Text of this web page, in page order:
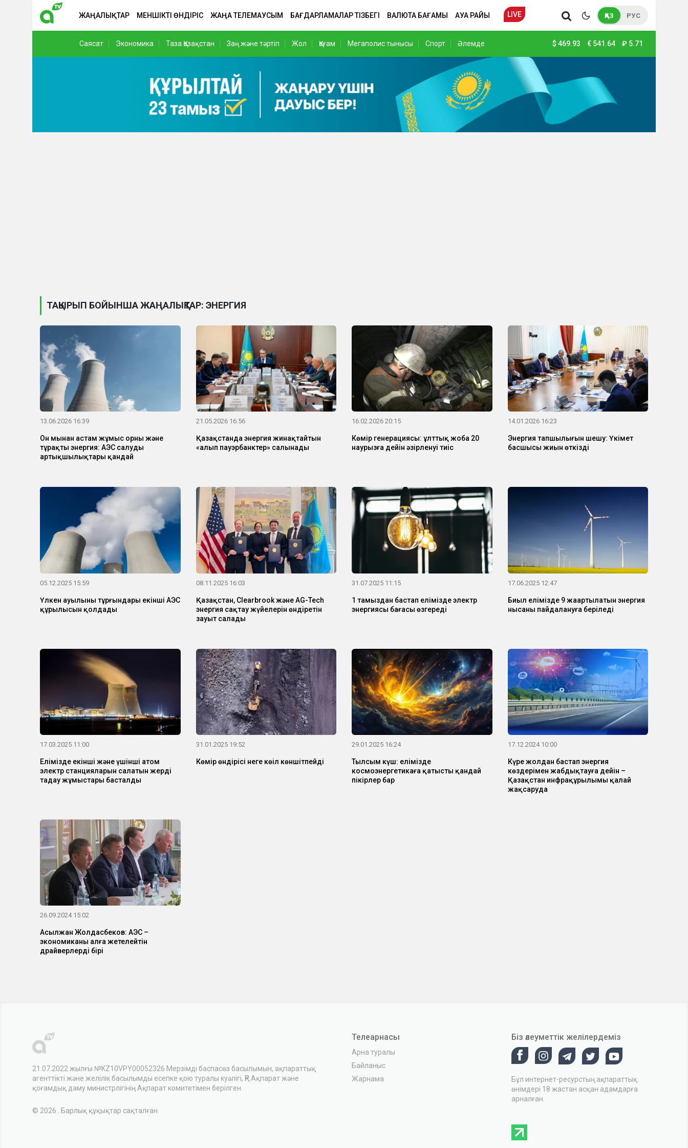
ЖАҢАЛЫҚТАР МЕНШІКТІ ӨНДІРІС ЖАҢА ТЕЛЕМАУСЫМ БАҒДАРЛАМАЛАР ТІЗБЕГІ ВАЛЮТА БАҒАМЫ АУА РАЙЫ LIVE ҚАЗ РУС
Саясат Экономика Таза Қазақстан Заң және тәртіп Жол Қоғам Мегаполис тынысы Спорт Әлемде $ 469.93 € 541.64 ₽ 5.71
ТАҚЫРЫП БОЙЫНША ЖАҢАЛЫҚТАР: ЭНЕРГИЯ
13.06.2026 16:39
Он мыңнан астам жұмыс орны және
тұрақты энергия: АЭС салудың
артықшылықтары қандай
21.05.2026 16:56
Қазақстанда энергия жинақтайтын
«алып пауэрбанктер» салынады
16.02.2026 20:15
Көмір генерациясы: ұлттық жоба 20
наурызға дейін әзірленуі тиіс
14.01.2026 16:23
Энергия тапшылығын шешу: Үкімет
басшысы жиын өткізді
05.12.2025 15:59
Үлкен ауылының тұрғындары екінші АЭС
құрылысын қолдады
08.11.2025 16:03
Қазақстан, Clearbrook және AG-Tech
энергия сақтау жүйелерін өндіретін
зауыт салады
31.07.2025 11:15
1 тамыздан бастап елімізде электр
энергиясы бағасы өзгереді
17.06.2025 12:47
Биыл елімізде 9 жаңартылатын энергия
нысаны пайдалануға беріледі
17.03.2025 11:00
Елімізде екінші және үшінші атом
электр станцияларын салатын жерді
таңдау жұмыстары басталды
31.01.2025 19:52
Көмір өндірісі неге көңіл көншітпейді
29.01.2025 16:24
Тылсым күш: елімізде
космоэнергетикаға қатысты қандай
пікірлер бар
17.12.2024 10:00
Күре жолдан бастап энергия
көздерімен жабдықтауға дейін –
Қазақстан инфрақұрылымы қалай
жақсаруда
26.09.2024 15:02
Асылжан Жолдасбеков: АЭС –
экономиканы алға жетелейтін
драйверлердің бірі
21.07.2022 жылғы №KZ10VPY00052326 Мерзімді баспасөз басылымын, ақпараттық
агенттікті және желілік басылымды есепке қою туралы куәлігі, ҚР Ақпарат және
қоғамдық даму министрлігінің Ақпарат комитетімен берілген.
© 2026 . Барлық құқықтар сақталған
Телеарнасы
Арна туралы
Байланыс
Жарнама
Біз әлеуметтік желілердеміз
Бұл интернет-ресурстың ақпараттық
өнімдері 18 жастан асқан адамдарға
арналған.